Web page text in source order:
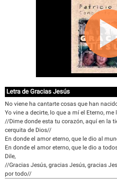
Letra de Gracias Jesús
No viene ha cantarte cosas que han
Yo vine a decirte, lo que a mí el Eterno, me
//Dime donde esta tu corazón, aquí en la
cerquita de Dios//
En donde el amor eterno, que le dio al
En donde el amor eterno, que le dio a
Dile,
//Gracias Jesús, gracias Jesús, gracias
por todo//